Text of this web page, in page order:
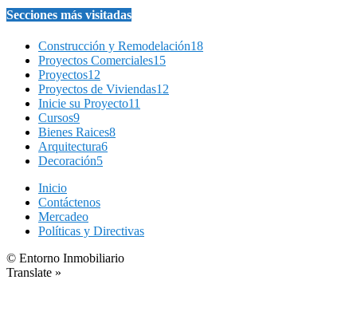
Secciones más visitadas
Construcción y Remodelación18
Proyectos Comerciales15
Proyectos12
Proyectos de Viviendas12
Inicie su Proyecto11
Cursos9
Bienes Raices8
Arquitectura6
Decoración5
Inicio
Contáctenos
Mercadeo
Políticas y Directivas
© Entorno Inmobiliario
Translate »